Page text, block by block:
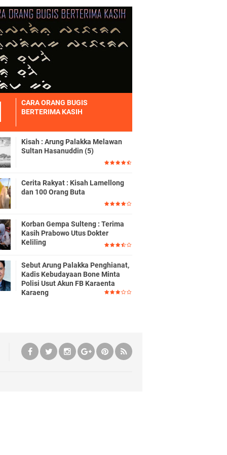
CARA ORANG BUGIS
BERTERIMA KASIH
Kisah : Arung Palakka Melawan
Sultan Hasanuddin (5)
Cerita Rakyat : Kisah Lamellong
dan 100 Orang Buta
Korban Gempa Sulteng : Terima
Kasih Prabowo Utus Dokter
Keliling
Sebut Arung Palakka Penghianat,
Kadis Kebudayaan Bone Minta
Polisi Usut Akun FB Karaenta
Karaeng